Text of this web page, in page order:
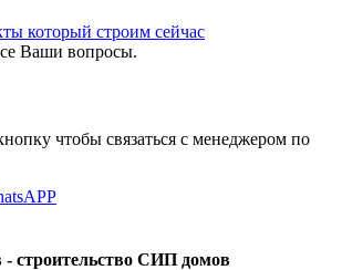
который строим сейчас
Ваши вопросы.
чтобы связаться с менеджером по
строительство СИП домов